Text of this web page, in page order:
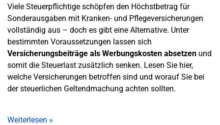
Viele Steuerpflichtige schöpfen den Höchstbetrag für
Sonderausgaben mit Kranken- und Pflegeversicherungen
vollständig aus – doch es gibt eine Alternative. Unter
bestimmten Voraussetzungen lassen sich
Versicherungsbeiträge als Werbungskosten absetzen und
somit die Steuerlast zusätzlich senken. Lesen Sie hier,
welche Versicherungen betroffen sind und worauf Sie bei
der steuerlichen Geltendmachung achten sollten.
Weiterlesen »